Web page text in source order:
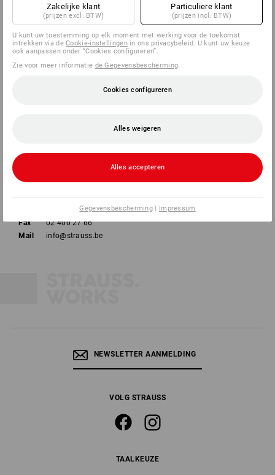
INFORMATIE
BETAALWIJZEN
1931 Zaventem - Brucargo
02 400 27 64
Fax
02 400 27 66
Mail
info@strauss.be
NEWSLETTER AANMELDING
VOLG STRAUSS
TAALKEUZE
Zakelijke klant
(prijzen excl. BTW)
Particuliere klant
(prijzen incl. BTW)
U kunt uw toestemming op elk moment met werking voor de toekomst
intrekken via deCookie-instellingenin ons privacybeleid. U kunt uw keuze
ook aanpassen onder “Cookies configureren”.
Zie voor meer informatie de Gegevensbescherming
Cookies configureren
Alles weigeren
Alles accepteren
Gegevensbescherming | Impressum